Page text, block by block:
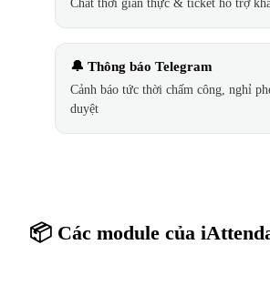
🔔 Thông báo Telegram
Cảnh báo tức thời chấm công, nghỉ
duyệt
📦 Các module của